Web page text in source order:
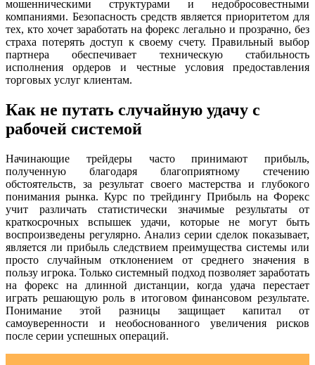
мошенническими структурами и недобросовестными
компаниями. Безопасность средств является приоритетом для
тех, кто хочет заработать на форекс легально и прозрачно, без
страха потерять доступ к своему счету. Правильный выбор
партнера обеспечивает техническую стабильность
исполнения ордеров и честные условия предоставления
торговых услуг клиентам.
Как не путать случайную удачу с
рабочей системой
Начинающие трейдеры часто принимают прибыль,
полученную благодаря благоприятному стечению
обстоятельств, за результат своего мастерства и глубокого
понимания рынка. Курс по трейдингу Прибыль на Форекс
учит различать статистически значимые результаты от
краткосрочных вспышек удачи, которые не могут быть
воспроизведены регулярно. Анализ серии сделок показывает,
является ли прибыль следствием преимущества системы или
просто случайным отклонением от среднего значения в
пользу игрока. Только системный подход позволяет заработать
на форекс на длинной дистанции, когда удача перестает
играть решающую роль в итоговом финансовом результате.
Понимание этой разницы защищает капитал от
самоуверенности и необоснованного увеличения рисков
после серии успешных операций.